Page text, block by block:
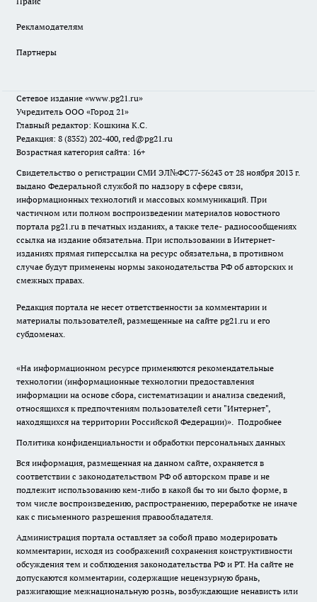
Рекламодателям
Партнеры
Сетевое издание «www.pg21.ru»
Учредитель ООО «Город 21»
Главный редактор: Кошкина К.С.
Редакция: 8 (8352) 202-400, red@pg21.ru
Возрастная категория сайта: 16+
Свидетельство о регистрации СМИ ЭЛ№ФС77-56243 от 28 ноября 2013 г.
выдано Федеральной службой по надзору в сфере связи,
информационных технологий и массовых коммуникаций. При
частичном или полном воспроизведении материалов новостного
портала pg21.ru в печатных изданиях, а также теле- радиосообщениях
ссылка на издание обязательна. При использовании в Интернет-
изданиях прямая гиперссылка на ресурс обязательна, в противном
случае будут применены нормы законодательства РФ об авторских и
смежных правах.
Редакция портала не несет ответственности за комментарии и
материалы пользователей, размещенные на сайте pg21.ru и его
субдоменах.
«На информационном ресурсе применяются рекомендательные
технологии (информационные технологии предоставления
информации на основе сбора, систематизации и анализа сведений,
относящихся к предпочтениям пользователей сети "Интернет",
находящихся на территории Российской Федерации)». Подробнее
Политика конфиденциальности и обработки персональных данных
Вся информация, размещенная на данном сайте, охраняется в
соответствии с законодательством РФ об авторском праве и не
подлежит использованию кем-либо в какой бы то ни было форме, в
том числе воспроизведению, распространению, переработке не иначе
как с письменного разрешения правообладателя.
Администрация портала оставляет за собой право модерировать
комментарии, исходя из соображений сохранения конструктивности
обсуждения тем и соблюдения законодательства РФ и РТ. На сайте не
допускаются комментарии, содержащие нецензурную брань,
разжигающие межнациональную рознь, возбуждающие ненависть или